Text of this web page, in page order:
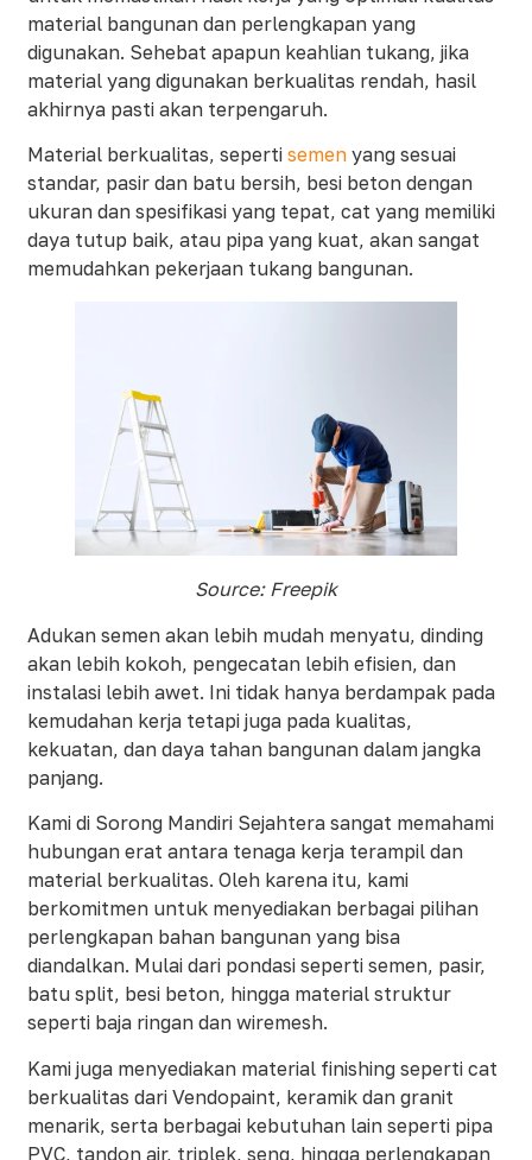
material bangunan dan perlengkapan yang
digunakan. Sehebat apapun keahlian tukang, jika
material yang digunakan berkualitas rendah, hasil
akhirnya pasti akan terpengaruh.
Material berkualitas, sepertisemen yang sesuai
standar, pasir dan batu bersih, besi beton dengan
ukuran dan spesifikasi yang tepat, cat yang memiliki
daya tutup baik, atau pipa yang kuat, akan sangat
memudahkan pekerjaan tukang bangunan.
Source: Freepik
Adukan semen akan lebih mudah menyatu, dinding
akan lebih kokoh, pengecatan lebih efisien, dan
instalasi lebih awet. Ini tidak hanya berdampak pada
kemudahan kerja tetapi juga pada kualitas,
kekuatan, dan daya tahan bangunan dalam jangka
panjang.
Kami di Sorong Mandiri Sejahtera sangat memahami
hubungan erat antara tenaga kerja terampil dan
material berkualitas. Oleh karena itu, kami
berkomitmen untuk menyediakan berbagai pilihan
perlengkapan bahan bangunan yang bisa
diandalkan. Mulai dari pondasi seperti semen, pasir,
batu split, besi beton, hingga material struktur
seperti baja ringan dan wiremesh.
Kami juga menyediakan material finishing seperti cat
berkualitas dari Vendopaint, keramik dan granit
menarik, serta berbagai kebutuhan lain seperti pipa
PVC, tandon air, triplek, seng, hingga perlengkapan